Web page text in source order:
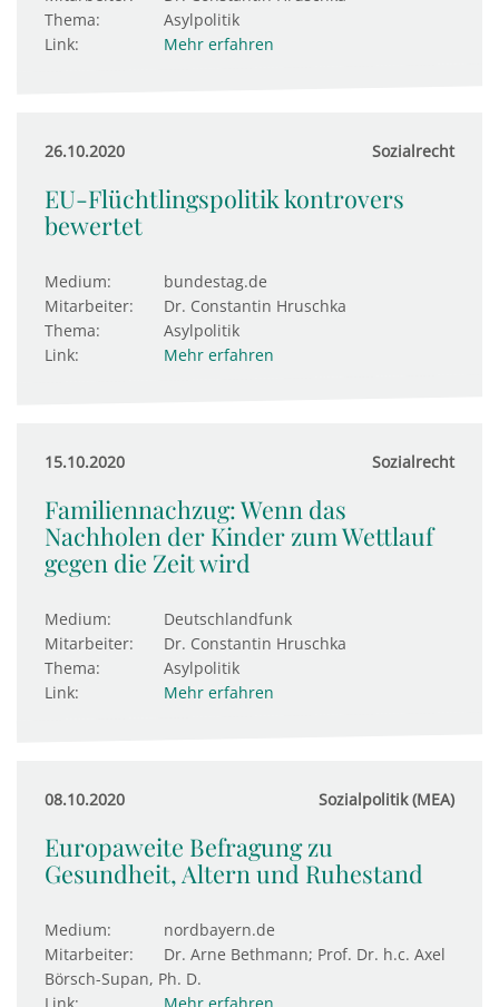
Thema:
Asylpolitik
Link:
Mehr erfahren
26.10.2020 Sozialrecht
EU-Flüchtlingspolitik kontrovers
bewertet
Medium:
bundestag.de
Mitarbeiter:
Dr. Constantin Hruschka
Thema:
Asylpolitik
Link:
Mehr erfahren
15.10.2020 Sozialrecht
Familiennachzug: Wenn das
Nachholen der Kinder zum Wettlauf
gegen die Zeit wird
Medium:
Deutschlandfunk
Mitarbeiter:
Dr. Constantin Hruschka
Thema:
Asylpolitik
Link:
Mehr erfahren
08.10.2020 Sozialpolitik (MEA)
Europaweite Befragung zu
Gesundheit, Altern und Ruhestand
Medium:
nordbayern.de
Mitarbeiter:
Dr. Arne Bethmann; Prof. Dr. h.c. Axel
Börsch-Supan, Ph. D.